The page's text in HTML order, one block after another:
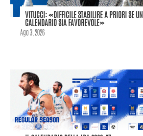
VITUCCI: «DIFFICILE STABILIRE A PRIORI SE UN
CALENDARIO SIA FAVOREVOLE»
Ago 3, 2026